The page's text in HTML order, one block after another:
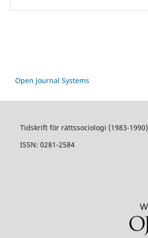
Open Journal Systems
Tidskrift för rättssociologi (1983-1990)
ISSN: 0281-2584